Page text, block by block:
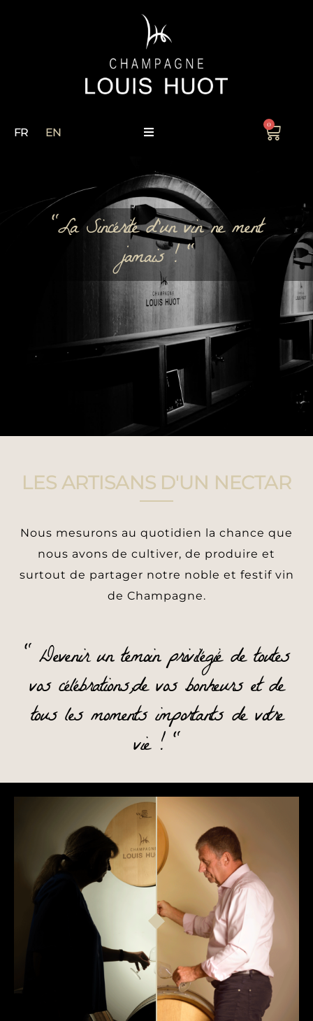
FR EN
0
"La Sincérité d'un vin ne ment
jamais ! "
LES ARTISANS D'UN NECTAR
Nous mesurons au quotidien la chance que
nous avons de cultiver, de produire et
surtout de partager notre noble et festif vin
de Champagne.
" Devenir un témoin privilégié de toutes
vos célébrations,de vos bonheurs et de
tous les moments importants de votre
vie ! "